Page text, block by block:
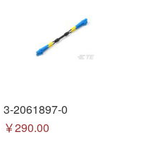
3-2061897-0
￥290.00